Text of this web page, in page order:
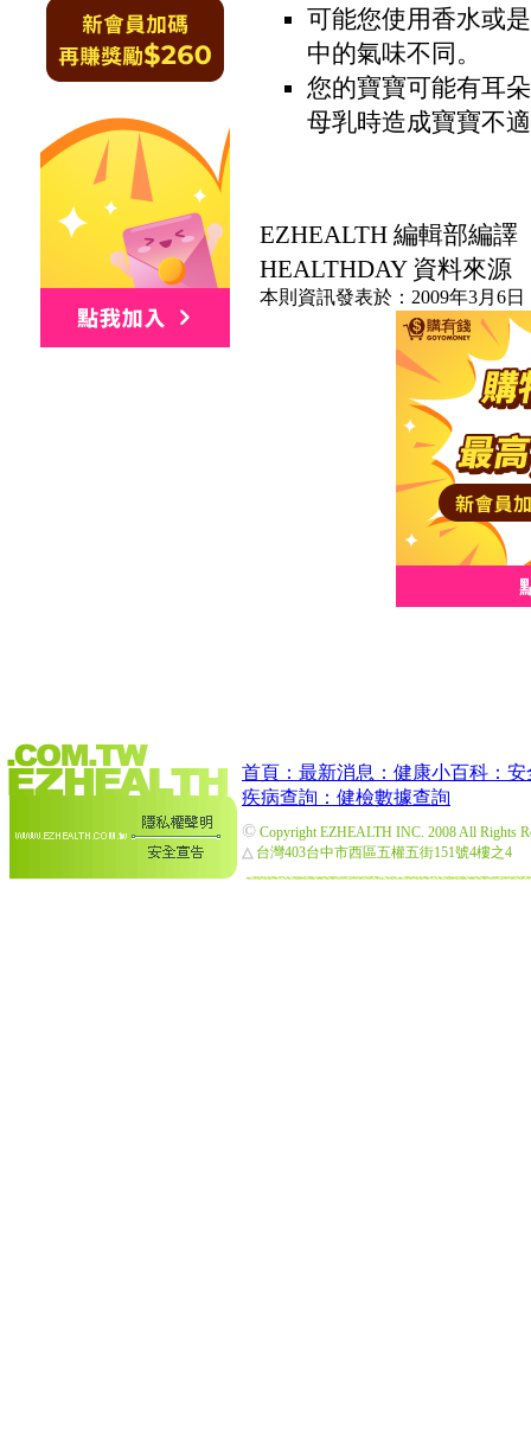
可能您使用香水或
中的氣味不同。
您的寶寶可能有耳
母乳時造成寶寶不
EZHEALTH 編輯部編譯
HEALTHDAY 資料來源
本則資訊發表於：2009年3月6日
首頁： 最新消息： 健康小百科： 安
疾病查詢： 健檢數據查詢
© Copyright EZHEALTH INC. 2008 All Rights
△ 台灣403台中市西區五權五街151號4樓之4